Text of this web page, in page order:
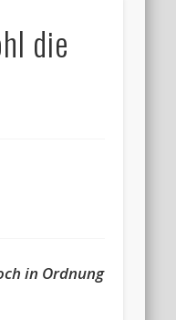
die
in Ordnung